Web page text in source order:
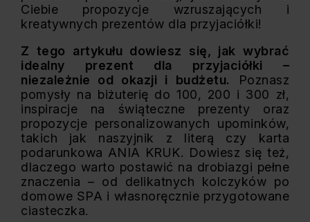
Ciebie propozycje wzruszających i
kreatywnych prezentów dla przyjaciółki!
Z tego artykułu dowiesz się, jak wybrać
idealny prezent dla przyjaciółki –
niezależnie od okazji i budżetu.
Poznasz
pomysły na biżuterię do 100, 200 i 300 zł,
inspiracje na świąteczne prezenty oraz
propozycje personalizowanych upominków,
takich jak naszyjnik z literą czy karta
podarunkowa ANIA KRUK. Dowiesz się też,
dlaczego warto postawić na drobiazgi pełne
znaczenia – od delikatnych kolczyków po
domowe SPA i własnoręcznie przygotowane
ciasteczka.